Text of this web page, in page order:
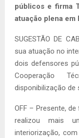
públicos e firma
atuação plena em
SUGESTÃO DE
sua atuação no
dois defensores
Cooperação
disponibilização de
OFF – Presente,
realizou mais
interiorização,